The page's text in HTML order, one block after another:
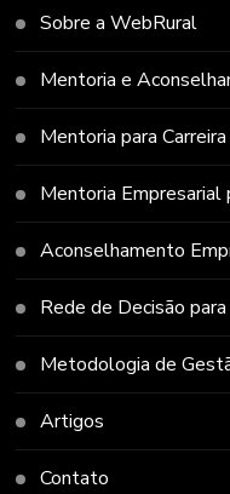
Sobre a WebRural
Mentoria e
Mentoria para Carreira
Mentoria
Aconselhamento
Rede de Decisão
Metodologia de
Artigos
Contato